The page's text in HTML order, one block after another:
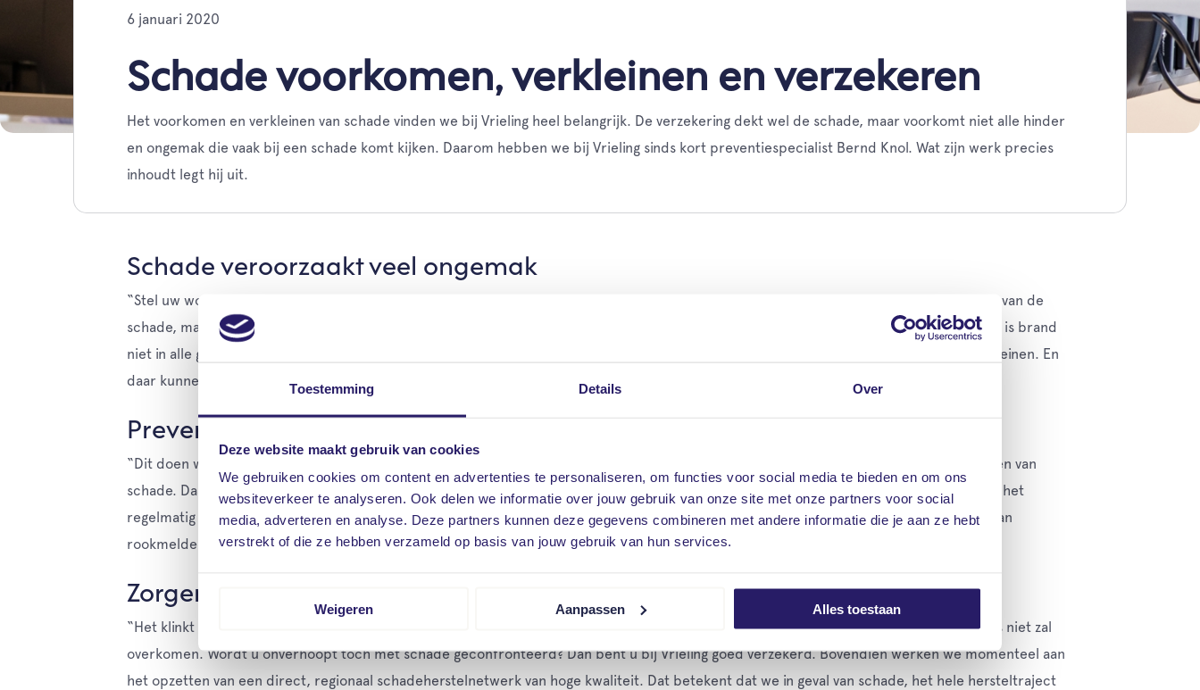
Toestemming Details Over
Deze website maakt gebruik van cookies
We gebruiken cookies om content en advertenties te personaliseren, om functies voor social media te bieden en om ons
websiteverkeer te analyseren. Ook delen we informatie over jouw gebruik van onze site met onze partners voor social
media, adverteren en analyse. Deze partners kunnen deze gegevens combineren met andere informatie die je aan ze hebt
verstrekt of die ze hebben verzameld op basis van jouw gebruik van hun services.
Weigeren Aanpassen Alles toestaan
6 januari 2020
Schade voorkomen, verkleinen en verzekeren
Het voorkomen en verkleinen van schade vinden we bij Vrieling heel belangrijk. De verzekering dekt wel de schade, maar voorkomt niet alle hinder
en ongemak die vaak bij een schade komt kijken. Daarom hebben we bij Vrieling sinds kort preventiespecialist Bernd Knol. Wat zijn werk precies
inhoudt legt hij uit.
Schade veroorzaakt veel ongemak
“Stel uw woning brandt af, is daardoor onbewoonbaar en uw dierbare spullen zijn verloren gegaan. Uw verzekering dekt dan het herstel van de
schade, maar u krijgt er uw persoonlijke spullen niet mee terug en u moet misschien ook op zoek naar vervangende woonruimte. Helaas is brand
niet in alle gevallen te voorkomen. Toch zijn er maatregelen die u kunt nemen om de kans op brand of de omvang van de schade te verkleinen. En
daar kunnen wij u bij helpen”, vertelt Bernd.
Preventie-advies
“Dit doen we door heel veel schades te analyseren. Op basis van deze gegevens kunnen we u adviseren over het voorkomen en verkleinen van
schade. Daarnaast kijken we in samenwerking met andere partijen naar oplossingen die u daarbij kunnen helpen. Denk bijvoorbeeld aan het
regelmatig schoonmaken van het filter van de wasdroger, het verwijderen van de oplaadstekker uit het stopcontact na het opladen of aan
rookmelders die u bij brand op tijd waarschuwen.”
Zorgen uit handen
“Het klinkt allemaal heel logisch, maar toch zijn we ons hier niet altijd van bewust omdat we vaak denken dat brand- of waterschade ons niet zal
overkomen. Wordt u onverhoopt toch met schade geconfronteerd? Dan bent u bij Vrieling goed verzekerd. Bovendien werken we momenteel aan
het opzetten van een direct, regionaal schadeherstelnetwerk van hoge kwaliteit. Dat betekent dat we in geval van schade, het hele hersteltraject